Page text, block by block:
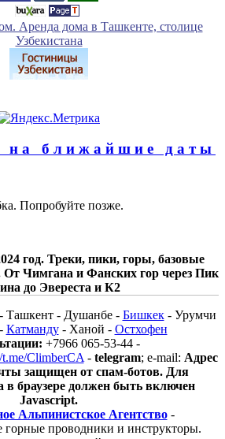
ближайшие даты
Попробуйте позже.
год. Треки, пики, горы, базовые
От Чимгана и Фанских гор через Пик
до Эвереста и К2
Ташкент - Душанбе - Бишкек- Урумчи
Катманду- Ханой - Остхофен
+7966 065-53-44 -
t.me/ClimberCA- telegram; e-mail: Адрес
защищен от спам-ботов. Для
в браузере должен быть включен
Javascript.
Альпинистское Агентство-
горные проводники и инструкторы.